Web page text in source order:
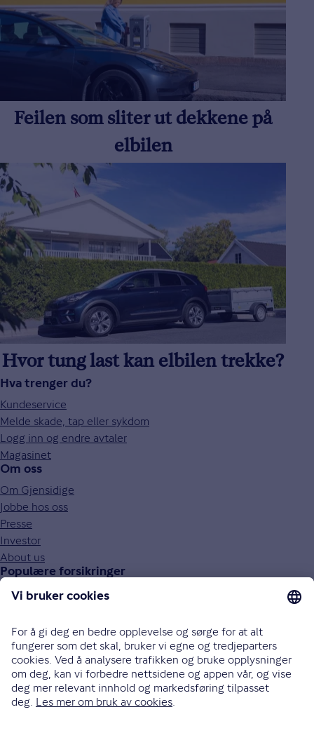
Feilen som sliter ut dekkene på
elbilen
Hvor tung last kan elbilen trekke?
Hva trenger du?
Kundeservice
Melde skade, tap eller sykdom
Logg inn og endre avtaler
Magasinet
Om oss
Om Gjensidige
Jobbe hos oss
Presse
Investor
About us
Populære forsikringer
Bilforsikring
Innboforsikring
Husforsikring
Livsforsikring
Barneforsikring
Alle forsikringer
915 03 100